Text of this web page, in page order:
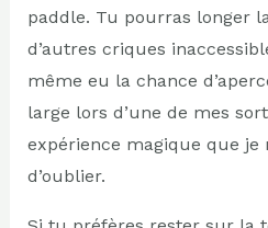
paddle. Tu pourras longer
d’autres criques
même eu la chance
large lors d’une de mes
expérience magique que je
d’oublier.